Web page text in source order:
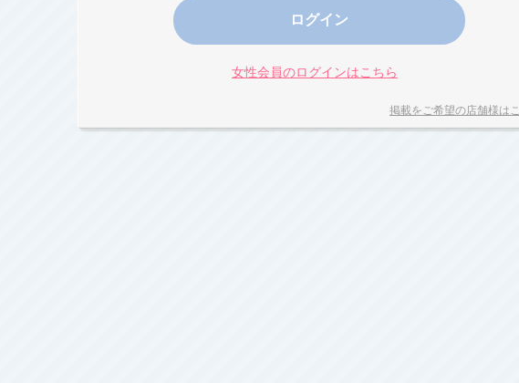
女性会員のログインはこちら
掲載をご希望の店舗様は